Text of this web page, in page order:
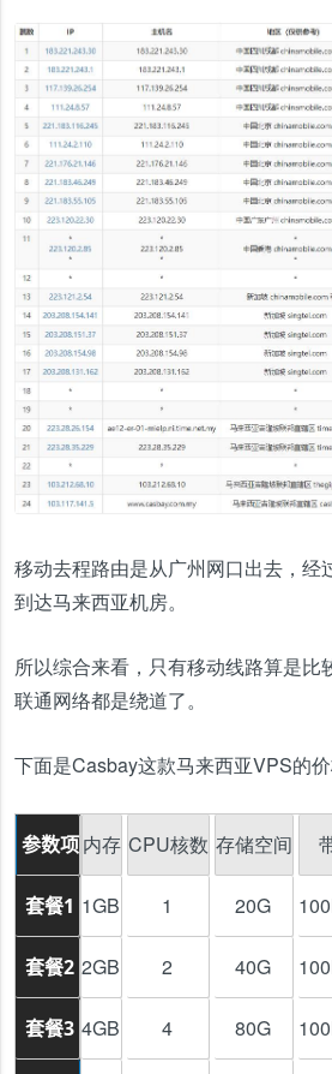
移动去程路由是从广州网口出去，经
到达马来西亚机房。
所以综合来看，只有移动线路算是比
联通网络都是绕道了。
下面是Casbay这款马来西亚VPS的
参数项
套餐1
套餐2
套餐3
内存
1GB
2GB
4GB
CPU核数
1
2
4
存储空间
20G
40G
80G